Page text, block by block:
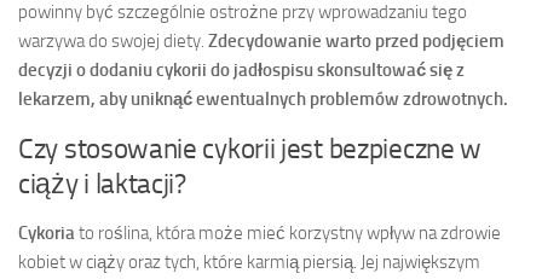
powinny być szczególnie ostrożne przy wprowadzaniu tego
warzywa do swojej diety. Zdecydowanie warto przed podjęciem
decyzji o dodaniu cykorii do jadłospisu skonsultować się z
lekarzem, aby uniknąć ewentualnych problemów zdrowotnych.
Czy stosowanie cykorii jest bezpieczne w
ciąży i laktacji?
Cykoriato roślina, która może mieć korzystny wpływ na zdrowie
kobiet w ciąży oraz tych, które karmią piersią. Jej największym